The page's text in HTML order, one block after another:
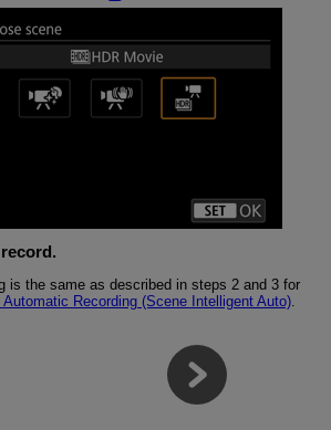
is the same as described in steps 2 and 3 for
Recording (Scene Intelligent Auto).